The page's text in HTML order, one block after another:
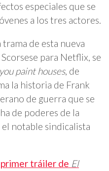
especiales que se
a los tres actores.
trama de esta nueva
para Netflix, se
paint houses, de
la historia de Frank
de guerra que se
de poderes de la
notable sindicalista
tráiler de El